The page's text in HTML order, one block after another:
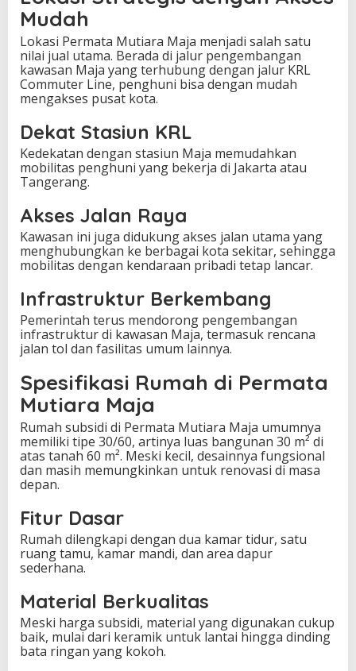
Mudah
Lokasi Permata Mutiara Maja menjadi salah satu
nilai jual utama. Berada di jalur pengembangan
kawasan Maja yang terhubung dengan jalur KRL
Commuter Line, penghuni bisa dengan mudah
mengakses pusat kota.
Dekat Stasiun KRL
Kedekatan dengan stasiun Maja memudahkan
mobilitas penghuni yang bekerja di Jakarta atau
Tangerang.
Akses Jalan Raya
Kawasan ini juga didukung akses jalan utama yang
menghubungkan ke berbagai kota sekitar, sehingga
mobilitas dengan kendaraan pribadi tetap lancar.
Infrastruktur Berkembang
Pemerintah terus mendorong pengembangan
infrastruktur di kawasan Maja, termasuk rencana
jalan tol dan fasilitas umum lainnya.
Spesifikasi Rumah di Permata
Mutiara Maja
Rumah subsidi di Permata Mutiara Maja umumnya
memiliki tipe 30/60, artinya luas bangunan 30 m² di
atas tanah 60 m². Meski kecil, desainnya fungsional
dan masih memungkinkan untuk renovasi di masa
depan.
Fitur Dasar
Rumah dilengkapi dengan dua kamar tidur, satu
ruang tamu, kamar mandi, dan area dapur
sederhana.
Material Berkualitas
Meski harga subsidi, material yang digunakan cukup
baik, mulai dari keramik untuk lantai hingga dinding
bata ringan yang kokoh.